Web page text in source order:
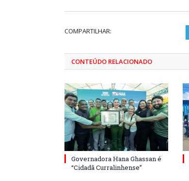
COMPARTILHAR:
CONTEÚDO RELACIONADO
Governadora Hana Ghassan é
“Cidadã Curralinhense”